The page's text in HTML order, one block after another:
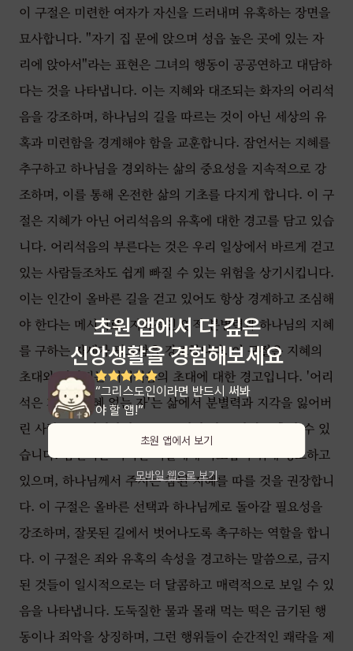
초원 앱에서 더 깊은
신앙생활을 경험해보세요
“그리스도인이라면 반드시 써봐
야 할 앱!”
초원 앱에서 보기
모바일 웹으로 보기
이 구절은 미련한 여자가 자신을 드러내며 유혹하는 장면을
묘사합니다. "자기 집 문에 앉으며 성읍 높은 곳에 있는 자
리에 앉아서"라는 표현은 그녀의 행동이 공공연하고 대담하
다는 것을 나타냅니다. 이는 지혜와 대조되는 화자의 어리석
음을 강조하며, 하나님의 길을 따르는 것이 아닌 세상의 유
혹과 미련함을 경계해야 함을 교훈합니다. 잠언서는 지혜를
추구하고 하나님을 경외하는 삶의 중요성을 지속적으로 강
조하며, 이를 통해 온전한 삶의 기초를 다지게 합니다. 이 구
절은 지혜가 아닌 어리석음의 유혹에 대한 경고를 담고 있습
니다. 어리석음의 부른다는 것은 우리 일상에서 바르게 걷고
있는 사람들조차도 쉽게 빠질 수 있는 위험을 상기시킵니다.
이는 인간이 올바른 길을 걷고 있어도 항상 경계하고 조심해
야 한다는 메시지로, 지속적인 영적 분별력과 하나님의 지혜
를 구하는 자세가 필요함을 강조합니다. 이 구절은 지혜의
초대와 대비되는 어리석음의 초대에 대한 경고입니다. '어리
석은 자'와 '지혜 없는 자'는 삶에서 분별력과 지각을 잃어버
린 사람들을 의미하며, 그들은 헛된 길로 쉽게 유혹될 수 있
습니다. 잠언서는 이러한 이들에게 바로잡기 위해 경고하고
있으며, 하나님께서 주시는 참된 지혜를 따를 것을 권장합니
다. 이 구절은 올바른 선택과 하나님께로 돌아갈 필요성을
강조하며, 잘못된 길에서 벗어나도록 촉구하는 역할을 합니
다. 이 구절은 죄와 유혹의 속성을 경고하는 말씀으로, 금지
된 것들이 일시적으로는 더 달콤하고 매력적으로 보일 수 있
음을 나타냅니다. 도둑질한 물과 몰래 먹는 떡은 금기된 행
동이나 죄악을 상징하며, 그런 행위들이 순간적인 쾌락을 제